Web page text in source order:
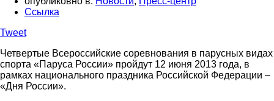
Ссылка
Tweet
Четвертые Всероссийские соревнования в парусных видах
спорта «Паруса России» пройдут 12 июня 2013 года, в
рамках национального праздника Российской Федерации –
«Дня России».